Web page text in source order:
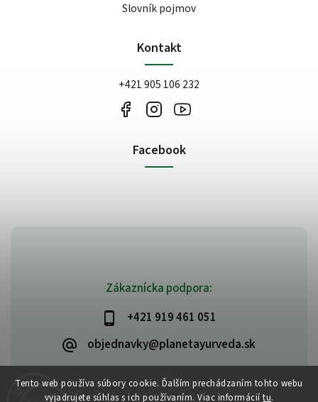
Tento web používa súbory cookie. Ďalším prechádzaním tohto webu
vyjadrujete súhlas s ich používaním. Viac informácií tu.
Zákaznícka podpora:
+421 919 461 051
objednavky@planetayurveda.sk
Slovník pojmov
Kontakt
+421 905 106 232
Facebook